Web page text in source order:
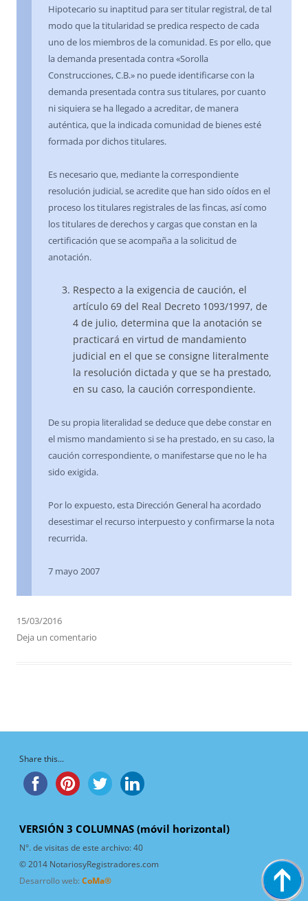
Hipotecario su inaptitud para ser titular registral, de tal
modo que la titularidad se predica respecto de cada
uno de los miembros de la comunidad. Es por ello, que
la demanda presentada contra «Sorolla
Construcciones, C.B.» no puede identificarse con la
demanda presentada contra sus titulares, por cuanto
ni siquiera se ha llegado a acreditar, de manera
auténtica, que la indicada comunidad de bienes esté
formada por dichos titulares.
Es necesario que, mediante la correspondiente
resolución judicial, se acredite que han sido oídos en el
proceso los titulares registrales de las fincas, así como
los titulares de derechos y cargas que constan en la
certificación que se acompaña a la solicitud de
anotación.
Respecto a la exigencia de caución, el
artículo 69 del Real Decreto 1093/1997, de
4 de julio, determina que la anotación se
practicará en virtud de mandamiento
judicial en el que se consigne literalmente
la resolución dictada y que se ha prestado,
en su caso, la caución correspondiente.
De su propia literalidad se deduce que debe constar en
el mismo mandamiento si se ha prestado, en su caso, la
caución correspondiente, o manifestarse que no le ha
sido exigida.
Por lo expuesto, esta Dirección General ha acordado
desestimar el recurso interpuesto y confirmarse la nota
recurrida.
7 mayo 2007
15/03/2016
Deja un comentario
Share this...
VERSIÓN 3 COLUMNAS (móvil horizontal)
N°. de visitas de este archivo:40
© 2014 NotariosyRegistradores.com
Desarrollo web: CoMa®